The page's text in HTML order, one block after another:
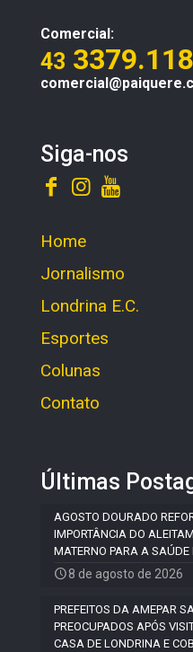
Comercial:
43
Siga-nos
Home
Jornalismo
Londrina E.C.
Esportes
Colunas
Contato
Últimas
AGOSTO DOURADO
IMPORTÂNCIA DO
MATERNO PARA A SAÚDE
8 de agosto de 2026
PREFEITOS DA AMEPAR
PREOCUPADOS APÓS
CASA DE LONDRINA E